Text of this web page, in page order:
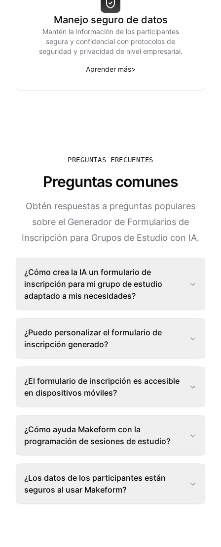
Manejo seguro de datos
Mantén la información de los participantes
segura y confidencial con protocolos de
seguridad y privacidad de nivel empresarial.
Aprender más>
PREGUNTAS FRECUENTES
Preguntas comunes
Obtén respuestas a preguntas populares
sobre el Generador de Formularios de
Inscripción para Grupos de Estudio con IA.
¿Cómo crea la IA un formulario de
inscripción para mi grupo de estudio
adaptado a mis necesidades?
¿Puedo personalizar el formulario de
inscripción generado?
¿El formulario de inscripción es accesible
en dispositivos móviles?
¿Cómo ayuda Makeform con la
programación de sesiones de estudio?
¿Los datos de los participantes están
seguros al usar Makeform?